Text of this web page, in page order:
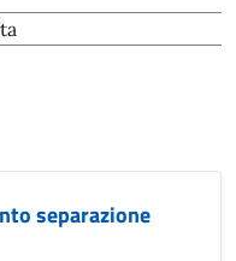
separazione